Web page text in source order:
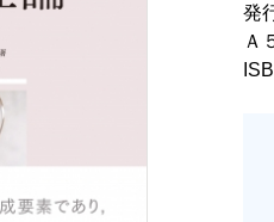
発
Ａ